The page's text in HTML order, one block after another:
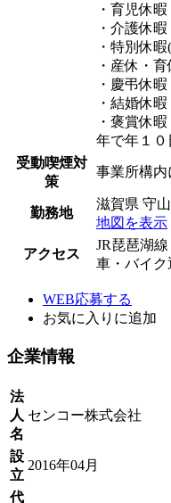
・育児休暇
・介護休暇
・特別休
・産休・
・慶弔休暇
・結婚休暇
・褒賞休
年で年１０
受動喫煙対
策
事業所構内
勤務地
滋賀県 守
地図を表示
アクセス
JR琵琶湖
車・バイク
WEB応募する
お気に入り に追加
企業情報
法
人
名
センコー株式会社
設
立
2016年04月
代